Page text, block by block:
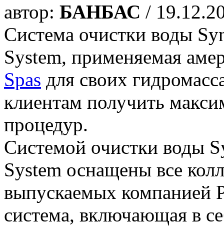
автор: БАНБАС /
Система очистки воды
System, применяемая
Spas для своих
клиентам получить
процедур.
Системой очистки воды
System оснащены все
выпускаемых компанией
система, включающая в